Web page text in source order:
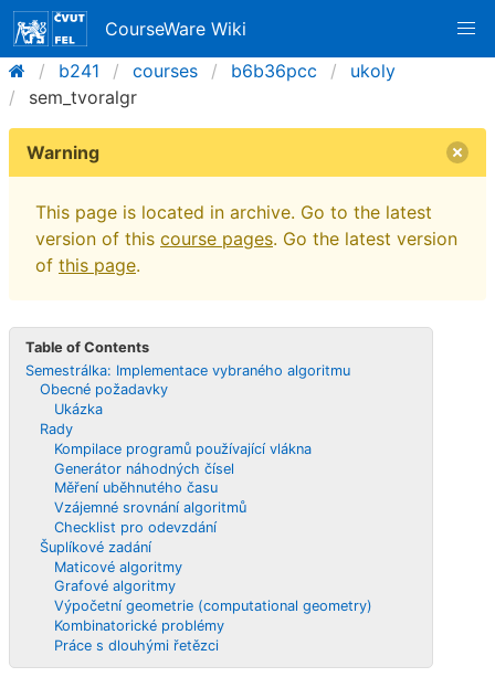
CourseWare Wiki
b241
courses b6b36pcc
ukoly
sem_tvoralgr
Warning
This page is located in archive. Go to the latest
version of this course pages. Go the latest version
of this page.
Table of Contents
Semestrálka: Implementace vybraného algoritmu
Obecné požadavky
Ukázka
Rady
Kompilace programů používající vlákna
Generátor náhodných čísel
Měření uběhnutého času
Vzájemné srovnání algoritmů
Checklist pro odevzdání
Šuplíkové zadání
Maticové algoritmy
Grafové algoritmy
Výpočetní geometrie (computational geometry)
Kombinatorické problémy
Práce s dlouhými řetězci